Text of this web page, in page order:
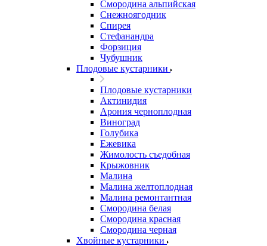
Смородина альпийская
Снежноягодник
Спирея
Стефанандра
Форзиция
Чубушник
Плодовые кустарники
Плодовые кустарники
Актинидия
Арония черноплодная
Виноград
Голубика
Ежевика
Жимолость съедобная
Крыжовник
Малина
Малина желтоплодная
Малина ремонтантная
Смородина белая
Смородина красная
Смородина черная
Хвойные кустарники